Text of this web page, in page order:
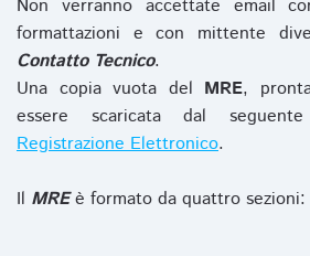
Non verranno accettate email
formattazioni e con mittente
Contatto Tecnico.
Una copia vuota del MRE,
essere scaricata dal
Registrazione Elettronico.
Il MREè formato da quattro sezioni: